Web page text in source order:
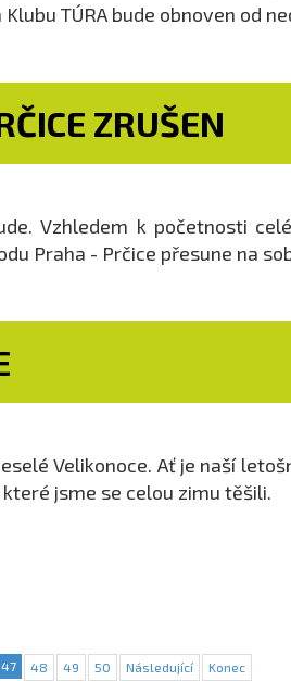
TÚRA bude obnoven od
ZRUŠEN
Vzhledem k početnosti
Praha - Prčice přesune na
Velikonoce. Ať je naší
jsme se celou zimu těšili.
47 48 49 50 Následující Konec